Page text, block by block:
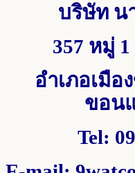
บริษัท น
357 หมู่ 1
อำเภอเมื
ขอน
Tel: